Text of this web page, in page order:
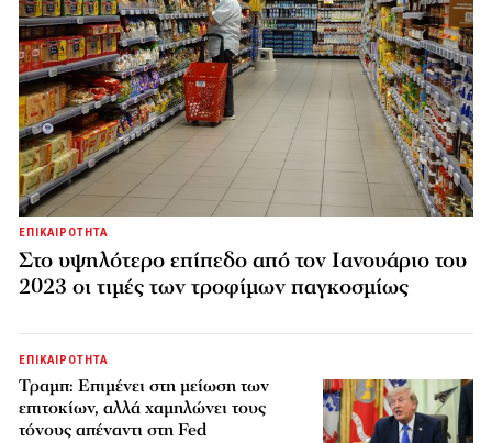
ΕΠΙΚΑΙΡΟΤΗΤΑ
Στο υψηλότερο επίπεδο από τον Ιανουάριο του
2023 οι τιμές των τροφίμων παγκοσμίως
ΕΠΙΚΑΙΡΟΤΗΤΑ
Τραμπ: Επιμένει στη μείωση των
επιτοκίων, αλλά χαμηλώνει τους
τόνους απέναντι στη Fed